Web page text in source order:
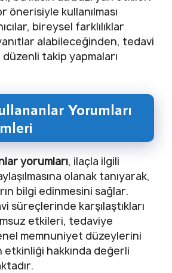
önerisiyle kullanılması
bireysel farklılıklar
alabileceğinden, tedavi
takip yapmaları
Yorumları
yorumları, ilaçla ilgili
olanak tanıyarak,
bilgi edinmesini sağlar.
süreçlerinde karşılaştıkları
etkileri, tedaviye
memnuniyet düzeylerini
etkinliği hakkında değerli